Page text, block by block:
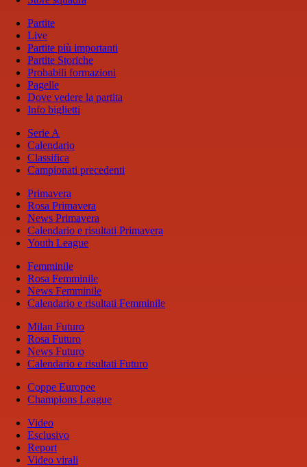
Partite
Live
Partite più importanti
Partite Storiche
Probabili formazioni
Pagelle
Dove vedere la partita
Info biglietti
Serie A
Calendario
Classifica
Campionati precedenti
Primavera
Rosa Primavera
News Primavera
Calendario e risultati Primavera
Youth League
Femminile
Rosa Femminile
News Femminile
Calendario e risultati Femminile
Milan Futuro
Rosa Futuro
News Futuro
Calendario e risultati Futuro
Coppe Europee
Champions League
Video
Esclusivo
Report
Video virali